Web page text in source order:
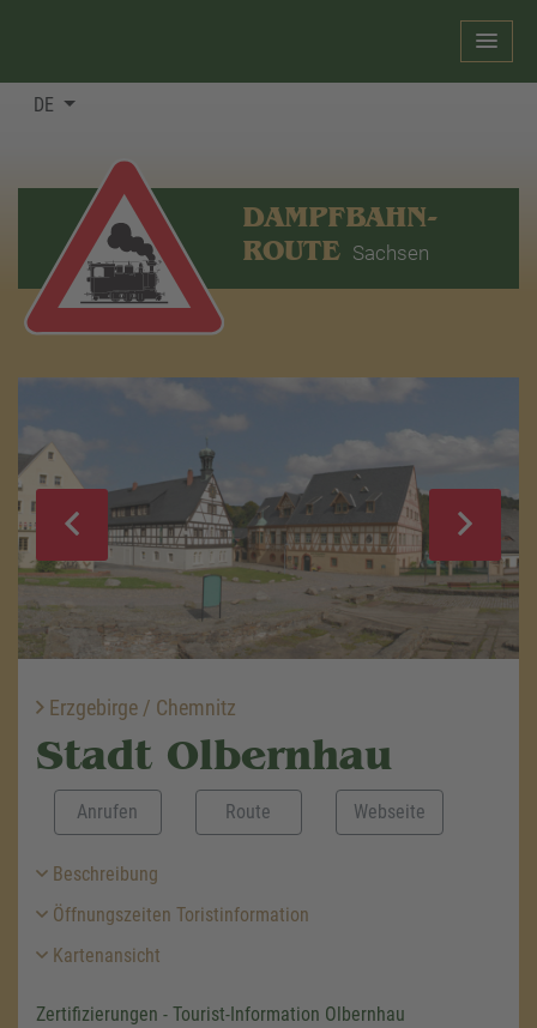
DE
DAMPFBAHN-
ROUTE Sachsen
Erzgebirge / Chemnitz
Stadt Olbernhau
Anrufen Route Webseite
Beschreibung
Öffnungszeiten Toristinformation
Kartenansicht
Zertifizierungen - Tourist-Information Olbernhau